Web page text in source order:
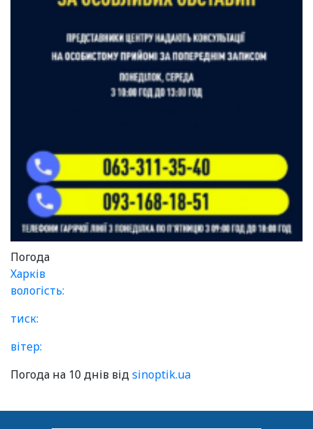
Погода
Харків
вологість:
тиск:
вітер:
Погода на 10 днів відsinoptik.ua